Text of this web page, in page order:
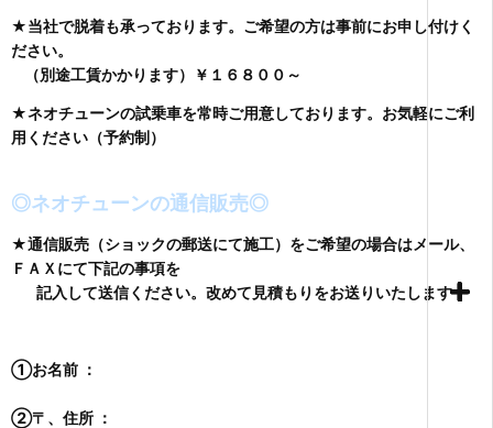
★当社で脱着も承っております。ご希望の方は事前にお申し付けく
ださい。
（別途工賃かかります）￥１６８００～
★ネオチューンの試乗車を常時ご用意しております。お気軽にご利
用ください（予約制）
◎ネオチューンの通信販売◎
★通信販売（ショックの郵送にて施工）をご希望の場合はメール、
ＦＡＸにて下記の事項を
記入して送信ください。改めて見積もりをお送りいたします
①お名前 ：
②〒、住所 ：